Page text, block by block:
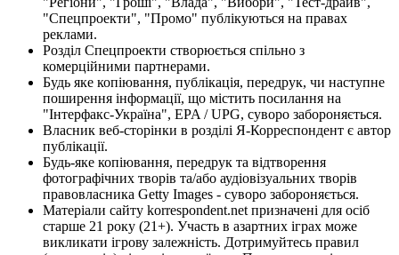
"Спецпроекти", "Промо" публікуються на правах
реклами.
Розділ Спецпроекти створюється спільно з
комерційними партнерами.
Будь яке копіювання, публікація, передрук, чи наступне
поширення інформації, що містить посилання на
"Інтерфакс-Україна", EPA / UPG, суворо забороняється.
Власник веб-сторінки в розділі Я-Корреспондент є автор
публікації.
Будь-яке копіювання, передрук та відтворення
фотографічних творів та/або аудіовізуальних творів
правовласника Getty Images - суворо забороняється.
Матеріали сайту korrespondent.net призначені для осіб
старше 21 року (21+). Участь в азартних іграх може
викликати ігрову залежність. Дотримуйтесь правил